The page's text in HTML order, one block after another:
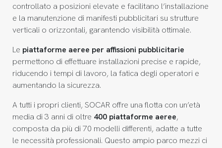
controllato a posizioni elevate e facilitano l’installazione
e la manutenzione di manifesti pubblicitari su strutture
verticali o orizzontali, garantendo visibilità ottimale.
Le piattaforme aeree per affissioni pubblicitarie
permettono di effettuare installazioni precise e rapide,
riducendo i tempi di lavoro, la fatica degli operatori e
aumentando la sicurezza.
A tutti i propri clienti, SOCAR offre una flotta con un’età
media di 3 anni di oltre 400 piattaforme aeree,
composta da più di 70 modelli differenti, adatte a tutte
le necessità professionali. Questo ampio parco mezzi ci